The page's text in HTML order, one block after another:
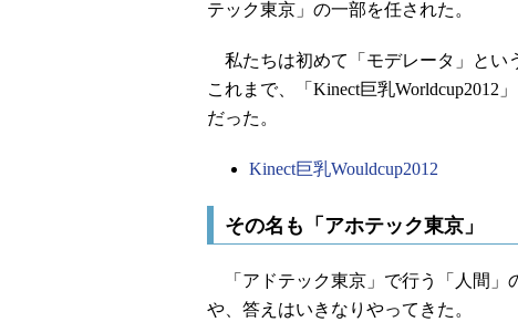
テック東京」の一部を任された。
私たちは初めて「モデレータ」とい
これまで、「Kinect巨乳Worldcup2012
だった。
Kinect巨乳Wouldcup2012
その名も「アホテック東京」
「アドテック東京」で行う「人間」
や、答えはいきなりやってきた。